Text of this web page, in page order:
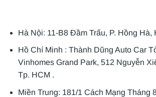
Hà Nội: 11-B8 Đầm Trấu, P. Hồng Hà,
Hồ Chí Minh : Thành Dũng Auto Car
Vinhomes Grand Park, 512 Nguyễn
Tp. HCM .
Miền Trung: 181/1 Cách Mạng Tháng